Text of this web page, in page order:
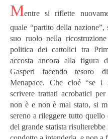
Mentre si riflette
quale “partito della
suo ruolo nella
politica dei cattolici tra
accosta ancora alla figura
Gasperi facendo tesoro
Menapace. Che cioé “se i
scrivere trattati acrobatici
non è e non è mai stato, si
sereno a rileggere tutto
del grande statista